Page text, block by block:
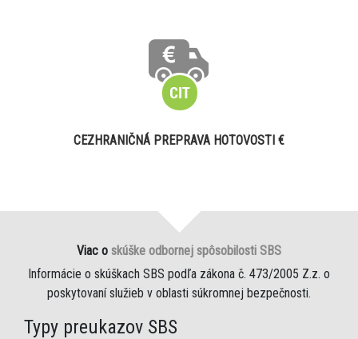
CEZHRANIČNÁ PREPRAVA HOTOVOSTI €
Viac o skúške odbornej spôsobilosti SBS
Informácie o skúškach SBS podľa zákona č. 473/2005 Z.z. o
poskytovaní služieb v oblasti súkromnej bezpečnosti.
Typy preukazov SBS